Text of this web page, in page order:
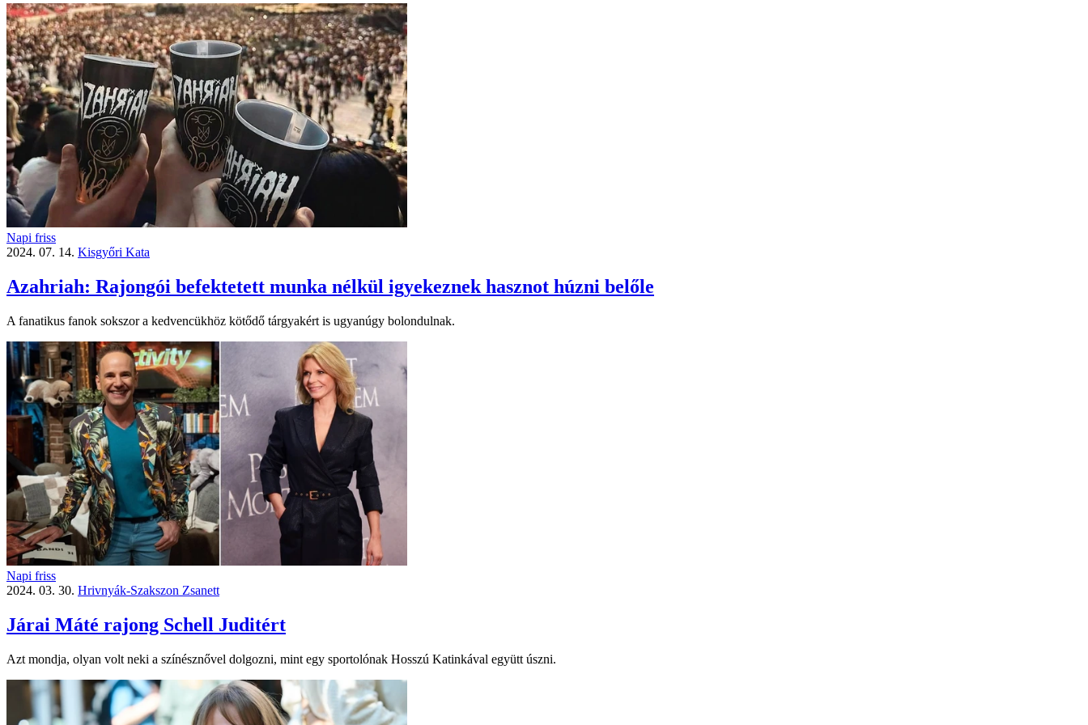
Napi friss
2024. 07. 14. Kisgyőri Kata
Azahriah: Rajongói befektetett munka nélkül igyekeznek hasznot húzni belőle
A fanatikus fanok sokszor a kedvencükhöz kötődő tárgyakért is ugyanúgy bolondulnak.
Napi friss
2024. 03. 30. Hrivnyák-Szakszon Zsanett
Járai Máté rajong Schell Juditért
Azt mondja, olyan volt neki a színésznővel dolgozni, mint egy sportolónak Hosszú Katinkával együtt úszni.